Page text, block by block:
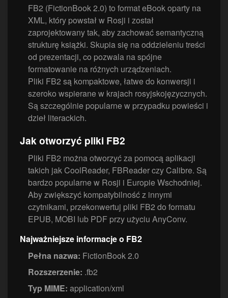
FB2 (FictionBook 2.0) to format eBook oparty na
XML, który powstał w Rosji i został
zaprojektowany tak, aby zachować semantyczną
strukturę książki. Skupia się na oddzieleniu treści
od prezentacji, co pozwala na spójne
formatowanie na różnych urządzeniach.
Pliki FB2 są kompaktowe, łatwe do konwersji i
szeroko wspierane w krajach rosyjskojęzycznych.
Są szczególnie popularne w przypadku powieści i
dzieł literackich.
Jak otworzyć pliki FB2
Pliki FB2 można otworzyć za pomocą aplikacji
takich jak CoolReader, FBReader czy Calibre. Są
bardzo popularne w Rosji i Europie Wschodniej.
Aby zwiększyć kompatybilność z innymi
czytnikami, przekonwertuj pliki FB2 do formatu
EPUB, MOBI lub PDF przy użyciu AnyConv.
Najważniejsze informacje o FB2
Pełna nazwa: FictionBook 2.0
Rozszerzenie: .fb2
Typ MIME: application/xml